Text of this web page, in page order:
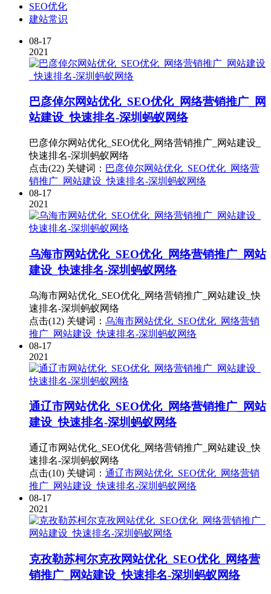
SEO优化
建站常识
08-17
2021
巴彦倬尔网站优化_SEO优化_网络营销推广_网
站建设_快速排名-深圳蚂蚁网络
巴彦倬尔网站优化_SEO优化_网络营销推广_网站建设_
快速排名-深圳蚂蚁网络
点击(22) 关键词： 巴彦倬尔网站优化_SEO优化_网络营
销推广_网站建设_快速排名-深圳蚂蚁网络
08-17
2021
乌海市网站优化_SEO优化_网络营销推广_网站
建设_快速排名-深圳蚂蚁网络
乌海市网站优化_SEO优化_网络营销推广_网站建设_快
速排名-深圳蚂蚁网络
点击(12) 关键词： 乌海市网站优化_SEO优化_网络营销
推广_网站建设_快速排名-深圳蚂蚁网络
08-17
2021
通辽市网站优化_SEO优化_网络营销推广_网站
建设_快速排名-深圳蚂蚁网络
通辽市网站优化_SEO优化_网络营销推广_网站建设_快
速排名-深圳蚂蚁网络
点击(10) 关键词： 通辽市网站优化_SEO优化_网络营销
推广_网站建设_快速排名-深圳蚂蚁网络
08-17
2021
克孜勒苏柯尔克孜网站优化_SEO优化_网络营
销推广_网站建设_快速排名-深圳蚂蚁网络